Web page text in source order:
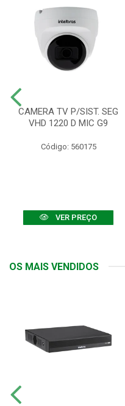
CAMERA TV P/SIST. SEG
VHD 1220 D MIC G9
Código: 560175
VER PREÇO
OS MAIS VENDIDOS